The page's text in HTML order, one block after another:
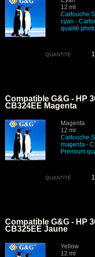
12 ml
Cartouche
cyan -
qualité
QUANTITÉ
Compatible G&G - HP
CB324EE Magenta
Magenta
12 ml
Cartouche
magenta -
Premium
QUANTITÉ
Compatible G&G - HP
CB325EE Jaune
Yellow
12 ml